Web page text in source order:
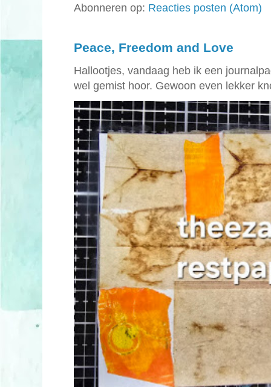
Abonneren op: Reacties posten (Atom)
Peace, Freedom and Love
Hallootjes, vandaag heb ik een
wel gemist hoor. Gewoon even lekker